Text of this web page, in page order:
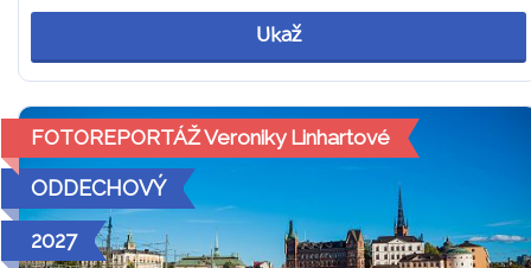
Ukaž
FOTOREPORTÁŽ Veroniky Linhartové
ODDECHOVÝ
2027